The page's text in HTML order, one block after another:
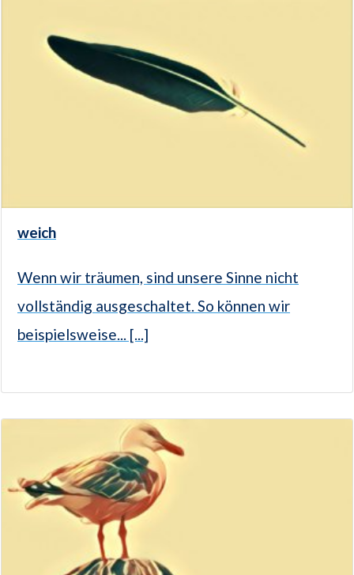
weich
Wenn wir träumen, sind unsere Sinne nicht
vollständig ausgeschaltet. So können wir
beispielsweise... [...]